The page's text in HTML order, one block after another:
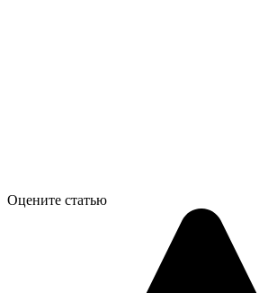
Оцените статью